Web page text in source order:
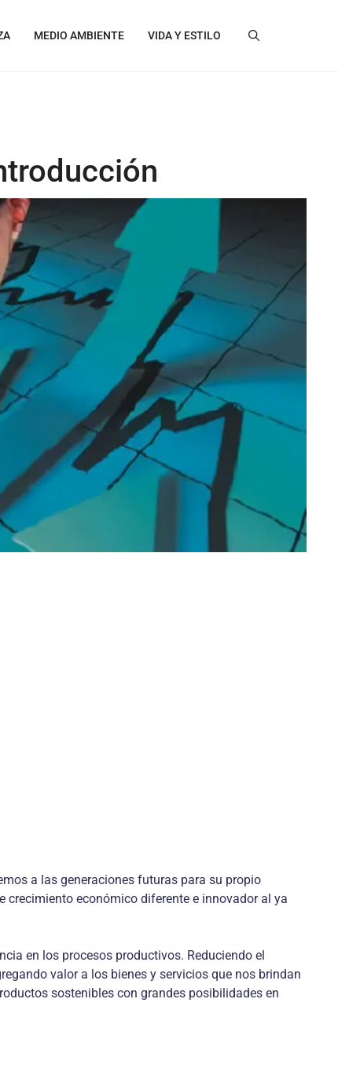
MEDIO AMBIENTE VIDA Y ESTILO
a las generaciones futuras para su propio
crecimiento económico diferente e innovador al ya
en los procesos productivos. Reduciendo el
valor a los bienes y servicios que nos brindan
sostenibles con grandes posibilidades en